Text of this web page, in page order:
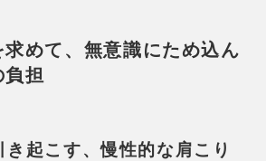
めて、無意識にため込ん
担
き起こす、慢性的な肩こり